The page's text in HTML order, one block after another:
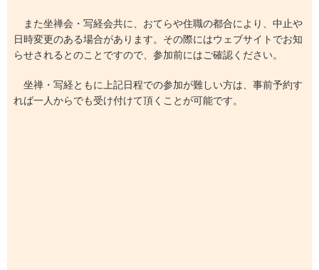
また坐禅会・写経会共に、おてらや住職の都合により、中止や
日時変更のある場合があります。その際にはウェブサイトでお知
らせされるとのことですので、参加前にはご確認ください。
坐禅・写経ともに上記日程での参加が難しい方は、事前予約す
れば一人からでも受け付けて頂くことが可能です。